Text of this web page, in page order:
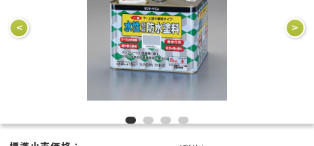
< >